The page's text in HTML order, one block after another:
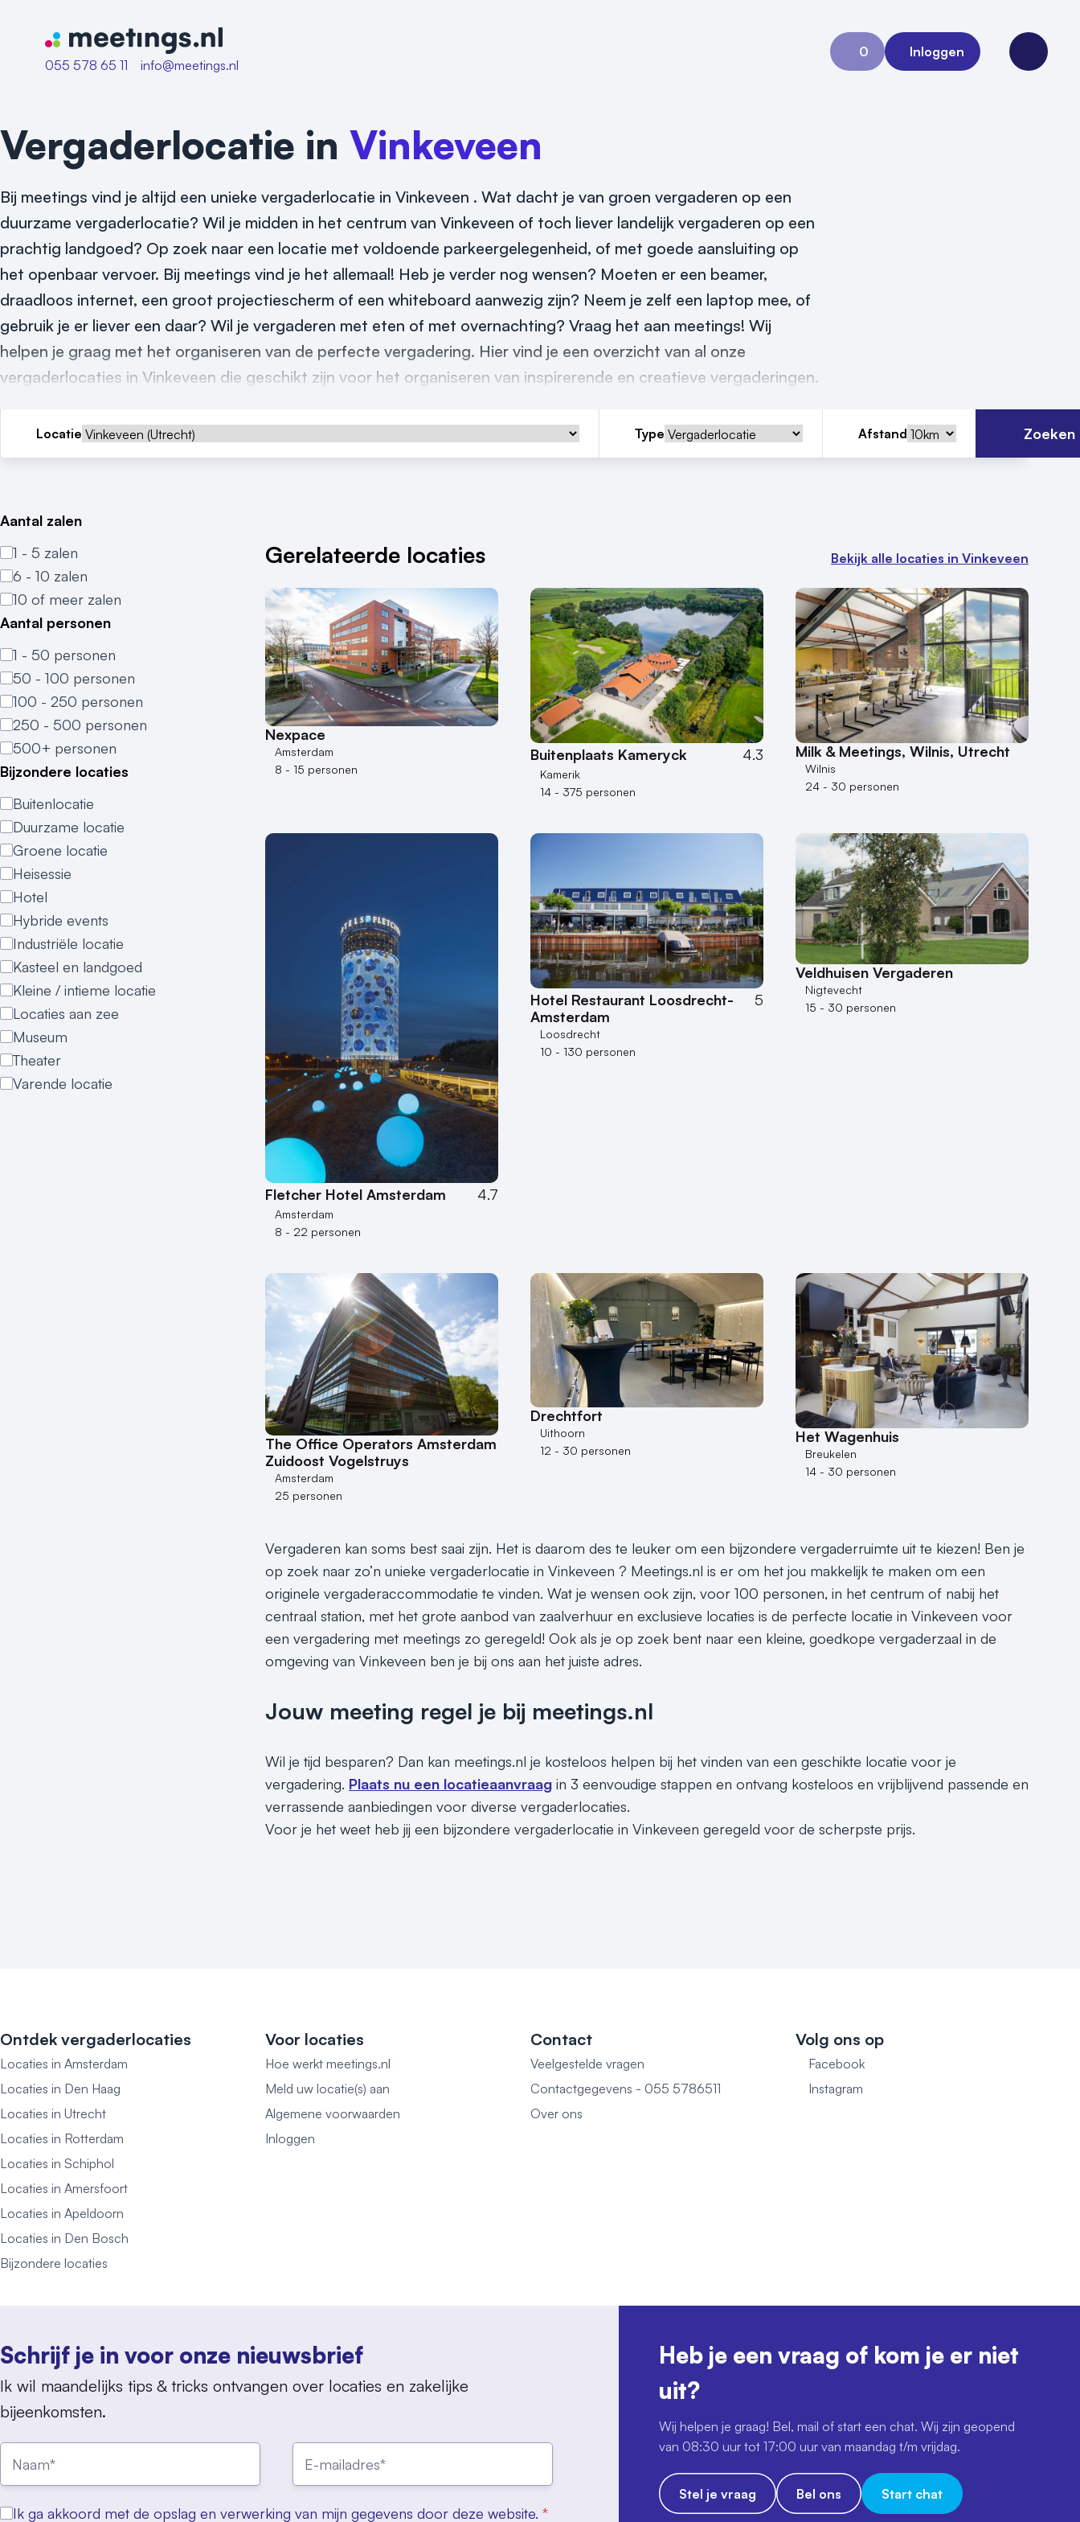
Naar home van Meetings
055 578 65 11
info@meetings.nl
0
Aanvraag 0
Inloggen
Open
Vergaderlocatie in Vinkeveen
Bij meetings vind je altijd een unieke vergaderlocatie in Vinkeveen . Wat dacht je van groen vergaderen op een
duurzame vergaderlocatie? Wil je midden in het centrum van Vinkeveen of toch liever landelijk vergaderen op een
prachtig landgoed? Op zoek naar een locatie met voldoende parkeergelegenheid, of met goede aansluiting op
het openbaar vervoer. Bij meetings vind je het allemaal! Heb je verder nog wensen? Moeten er een beamer,
draadloos internet, een groot projectiescherm of een whiteboard aanwezig zijn? Neem je zelf een laptop mee, of
gebruik je er liever een daar? Wil je vergaderen met eten of met overnachting? Vraag het aan meetings! Wij
helpen je graag met het organiseren van de perfecte vergadering. Hier vind je een overzicht van al onze
vergaderlocaties in Vinkeveen die geschikt zijn voor het organiseren van inspirerende en creatieve vergaderingen.
Locatie Type Afstand Zoeken
Aantal zalen
1 - 5 zalen
6 - 10 zalen
10 of meer zalen
Aantal personen
1 - 50 personen
50 - 100 personen
100 - 250 personen
250 - 500 personen
500+ personen
Bijzondere locaties
Buitenlocatie
Duurzame locatie
Groene locatie
Heisessie
Hotel
Hybride events
Industriële locatie
Kasteel en landgoed
Kleine / intieme locatie
Locaties aan zee
Museum
Theater
Varende locatie
Gerelateerde locaties Bekijk alle locaties in Vinkeveen
Nexpace
Amsterdam
8 - 15 personen
Buitenplaats Kameryck 4.3
Kamerik
14 - 375 personen
Milk & Meetings, Wilnis, Utrecht
Wilnis
24 - 30 personen
Fletcher Hotel Amsterdam 4.7
Amsterdam
8 - 22 personen
Hotel Restaurant Loosdrecht-
Amsterdam
5
Loosdrecht
10 - 130 personen
Veldhuisen Vergaderen
Nigtevecht
15 - 30 personen
The Office Operators Amsterdam
Zuidoost Vogelstruys
Amsterdam
25 personen
Drechtfort
Uithoorn
12 - 30 personen
Het Wagenhuis
Breukelen
14 - 30 personen
Vergaderen kan soms best saai zijn. Het is daarom des te leuker om een bijzondere vergaderruimte uit te kiezen! Ben je
op zoek naar zo’n unieke vergaderlocatie in Vinkeveen ? Meetings.nl is er om het jou makkelijk te maken om een
originele vergaderaccommodatie te vinden. Wat je wensen ook zijn, voor 100 personen, in het centrum of nabij het
centraal station, met het grote aanbod van zaalverhuur en exclusieve locaties is de perfecte locatie in Vinkeveen voor
een vergadering met meetings zo geregeld! Ook als je op zoek bent naar een kleine, goedkope vergaderzaal in de
omgeving van Vinkeveen ben je bij ons aan het juiste adres.
Jouw meeting regel je bij meetings.nl
Wil je tijd besparen? Dan kan meetings.nl je kosteloos helpen bij het vinden van een geschikte locatie voor je
vergadering. Plaats nu een locatieaanvraag in 3 eenvoudige stappen en ontvang kosteloos en vrijblijvend passende en
verrassende aanbiedingen voor diverse vergaderlocaties.
Voor je het weet heb jij een bijzondere vergaderlocatie in Vinkeveen geregeld voor de scherpste prijs.
Ontdek vergaderlocaties
Locaties in Amsterdam
Locaties in Den Haag
Locaties in Utrecht
Locaties in Rotterdam
Locaties in Schiphol
Locaties in Amersfoort
Locaties in Apeldoorn
Locaties in Den Bosch
Bijzondere locaties
Voor locaties
Hoe werkt meetings.nl
Meld uw locatie(s) aan
Algemene voorwaarden
Inloggen
Contact
Veelgestelde vragen
Contactgegevens - 055 5786511
Over ons
Volg ons op
Facebook
Instagram
Schrijf je in voor onze nieuwsbrief
Ik wil maandelijks tips & tricks ontvangen over locaties en zakelijke
bijeenkomsten.
Ik ga akkoord met de opslag en verwerking van mijn gegevens door deze website. *
Heb je een vraag of kom je er niet
uit?
Wij helpen je graag! Bel, mail of start een chat. Wij zijn geopend
van 08:30 uur tot 17:00 uur van maandag t/m vrijdag.
Stel je vraag Bel ons Start chat